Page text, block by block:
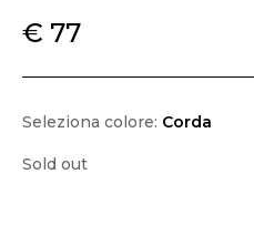
€ 77
Seleziona colore: Corda
Sold out